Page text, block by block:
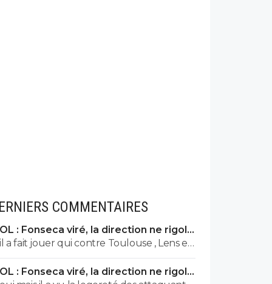
COMMENTAIRES
OL : Fonseca viré, la direction ne rigole
plus
il a fait jouer qui contre Toulouse , Lens et
Vigo qui selon les docteurs es football de
foot01 n'auraient pas du jouer
OL : Fonseca viré, la direction ne rigole